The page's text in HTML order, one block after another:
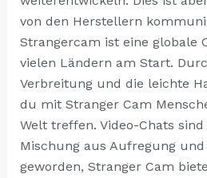
von den Herstellern
Strangercam ist eine globale
vielen Ländern am Start.
Verbreitung und die leichte
du mit Stranger Cam
Welt treffen. Video-Chats
Mischung aus Aufregung
geworden, Stranger Cam